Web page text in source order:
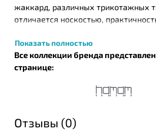
жаккард, различных трикотажных
отличается носкостью,
обеспечивает приятный и
известных на то время компании
банных полотенец, постельного
Показать полностью
Все коллекции бренда
странице:
Отзывы (0)